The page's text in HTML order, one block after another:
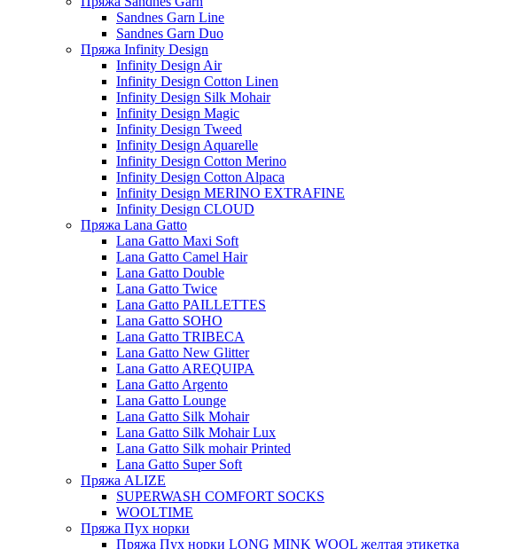
Sandnes Garn Line
Sandnes Garn Duo
Пряжа Infinity Design
Infinity Design Air
Infinity Design Cotton Linen
Infinity Design Silk Mohair
Infinity Design Magic
Infinity Design Tweed
Infinity Design Aquarelle
Infinity Design Cotton Merino
Infinity Design Cotton Alpaca
Infinity Design MERINO EXTRAFINE
Infinity Design CLOUD
Пряжа Lana Gatto
Lana Gatto Maxi Soft
Lana Gatto Camel Hair
Lana Gatto Double
Lana Gatto Twice
Lana Gatto PAILLETTES
Lana Gatto SOHO
Lana Gatto TRIBECA
Lana Gatto New Glitter
Lana Gatto AREQUIPA
Lana Gatto Argento
Lana Gatto Lounge
Lana Gatto Silk Mohair
Lana Gatto Silk Mohair Lux
Lana Gatto Silk mohair Printed
Lana Gatto Super Soft
Пряжа ALIZE
SUPERWASH COMFORT SOCKS
WOOLTIME
Пряжа Пух норки
Пряжа Пух норки LONG MINK WOOL желтая этикетка